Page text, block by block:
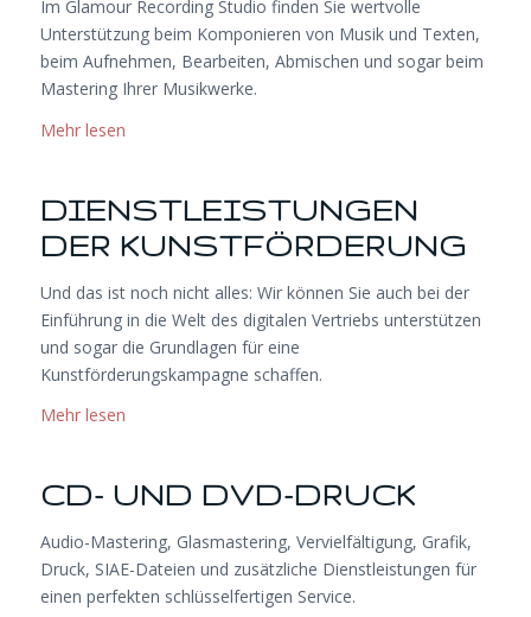
Im Glamour Recording Studio finden Sie wertvolle
Unterstützung beim Komponieren von Musik und Texten,
beim Aufnehmen, Bearbeiten, Abmischen und sogar beim
Mastering Ihrer Musikwerke.
Mehr lesen
DIENSTLEISTUNGEN
DER KUNSTFÖRDERUNG
Und das ist noch nicht alles: Wir können Sie auch bei der
Einführung in die Welt des digitalen Vertriebs unterstützen
und sogar die Grundlagen für eine
Kunstförderungskampagne schaffen.
Mehr lesen
CD- UND DVD-DRUCK
Audio-Mastering, Glasmastering, Vervielfältigung, Grafik,
Druck, SIAE-Dateien und zusätzliche Dienstleistungen für
einen perfekten schlüsselfertigen Service.